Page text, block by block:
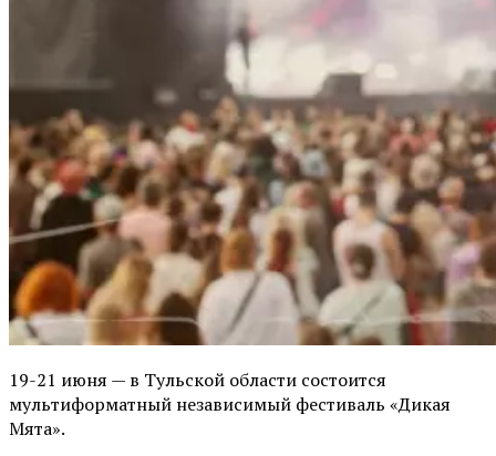
19-21 июня — в Тульской области состоится
мультиформатный независимый фестиваль «Дикая
Мята».